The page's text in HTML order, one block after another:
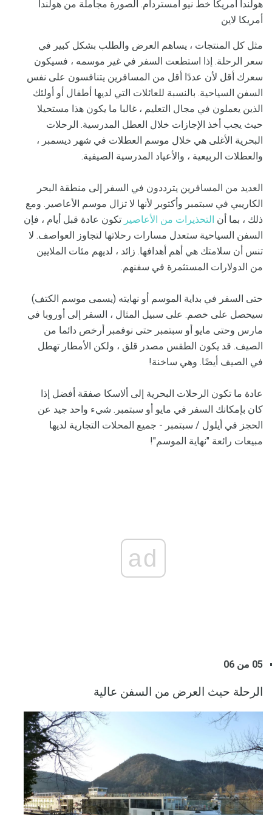
هولندا أمريكا خط نيو أمستردام. الصورة مجاملة من هولندا
أمريكا لاين
مثل كل المنتجات ، يساهم العرض والطلب بشكل كبير في
سعر الرحلة. إذا استطعت السفر في غير موسمه ، فسيكون
سعرك أقل لأن عددًا أقل من المسافرين يتنافسون على نفس
السفن السياحية. بالنسبة للعائلات التي لديها أطفال أو أولئك
الذين يعملون في مجال التعليم ، غالبا ما يكون هذا مستحيلا
حيث يجب أخذ الإجازات خلال العطل المدرسية. الرحلات
البحرية الأغلى هي خلال موسم العطلات في شهر ديسمبر ،
والعطلات الربيعية ، والأعياد المدرسية الصيفية.
العديد من المسافرين يترددون في السفر إلى منطقة البحر
الكاريبي في سبتمبر وأكتوبر لأنها لا تزال موسم الأعاصير. ومع
ذلك ، بما أن التحذيرات من الأعاصير تكون عادة قبل أيام ، فإن
السفن السياحية ستعدل مسارات رحلاتها لتجاوز العواصف. لا
تنس أن سلامتك هي أهم أهدافها. زائد ، لديهم مئات الملايين
من الدولارات المستثمرة في سفنهم.
حتى السفر في بداية الموسم أو نهايته (يسمى موسم الكتف)
سيحصل على خصم. على سبيل المثال ، السفر إلى أوروبا في
مارس وحتى مايو أو سبتمبر حتى نوفمبر أرخص دائما من
الصيف. قد يكون الطقس مصدر قلق ، ولكن الأمطار تهطل
في الصيف أيضًا. وهي ساخنة!
عادة ما تكون الرحلات البحرية إلى ألاسكا صفقة أفضل إذا
كان بإمكانك السفر في مايو أو سبتمبر. شيء واحد جيد عن
الحجز في أيلول / سبتمبر - جميع المحلات التجارية لديها
مبيعات رائعة "نهاية الموسم"!
ad
05 من 06
الرحلة حيث العرض من السفن عالية